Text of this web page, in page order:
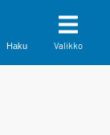
Haku Valikko